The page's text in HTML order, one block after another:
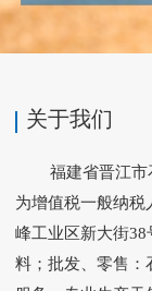
关于我们
福建省晋江市石
为增值税一般纳税
峰工业区新大街
料；批发、零售：